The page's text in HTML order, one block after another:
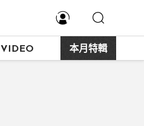
VIDEO 本月特輯